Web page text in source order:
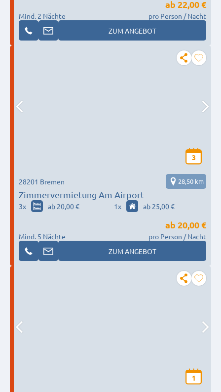
Mind. 2 Nächte
ab 22,00 €
pro Person / Nacht
ZUM ANGEBOT
3
Zimmervermietung Am Airport
28201 Bremen 28,50 km
3x ab 20,00 € 1x ab 25,00 €
Mind. 5 Nächte
ab 20,00 €
pro Person / Nacht
ZUM ANGEBOT
1